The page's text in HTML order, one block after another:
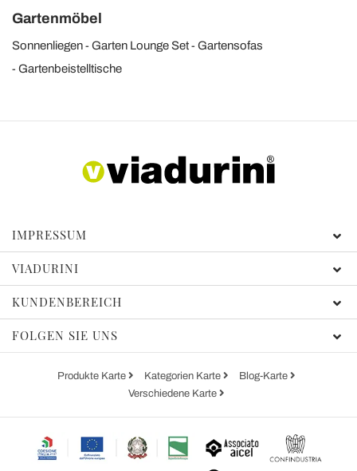
Gartenmöbel
Sonnenliegen Garten Lounge Set
Gartensofas
Gartenbeistelltische
IMPRESSUM
VIADURINI
KUNDENBEREICH
FOLGEN SIE UNS
Produkte Karte Kategorien Karte
Blog-Karte
Verschiedene Karte